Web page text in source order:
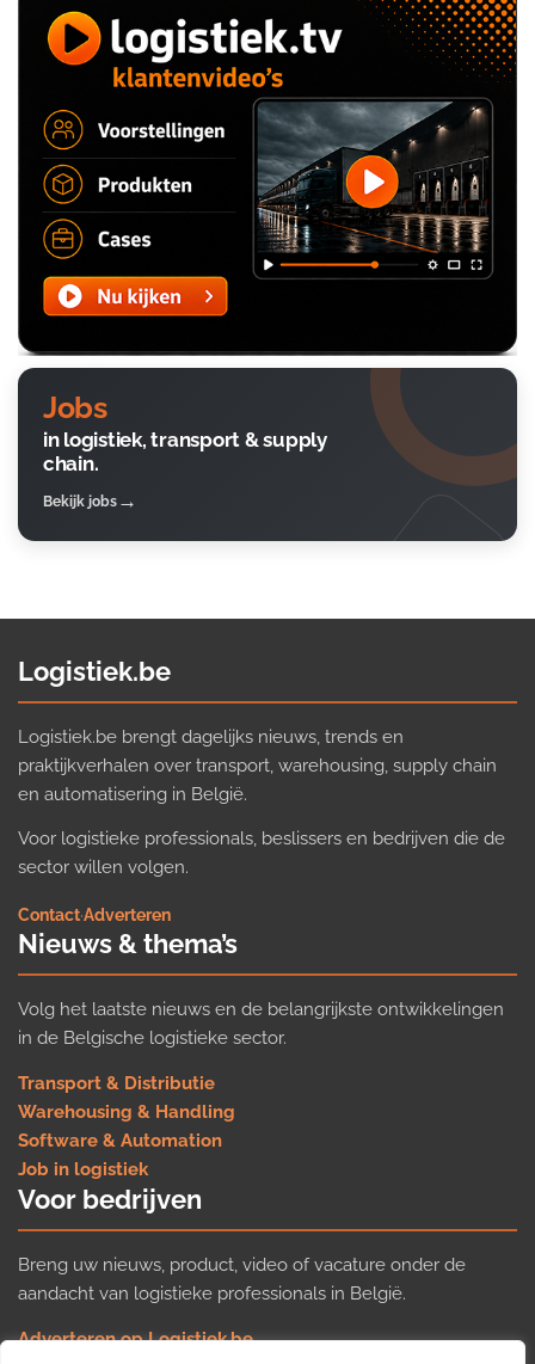
Jobs
in logistiek, transport & supply
chain.
Bekijk jobs
Logistiek.be
Logistiek.be brengt dagelijks nieuws, trends en
praktijkverhalen over transport, warehousing, supply chain
en automatisering in België.
Voor logistieke professionals, beslissers en bedrijven die de
sector willen volgen.
Contact·Adverteren
Nieuws & thema’s
Volg het laatste nieuws en de belangrijkste ontwikkelingen
in de Belgische logistieke sector.
Transport & Distributie
Warehousing & Handling
Software & Automation
Job in logistiek
Voor bedrijven
Breng uw nieuws, product, video of vacature onder de
aandacht van logistieke professionals in België.
Adverteren op Logistiek.be